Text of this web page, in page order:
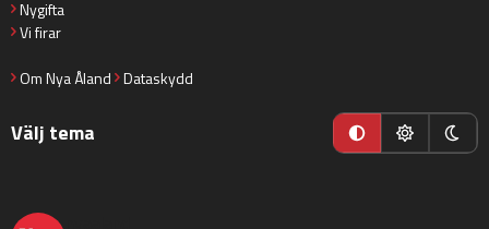
Nygifta
Vi firar
Om Nya Åland Dataskydd
Välj tema